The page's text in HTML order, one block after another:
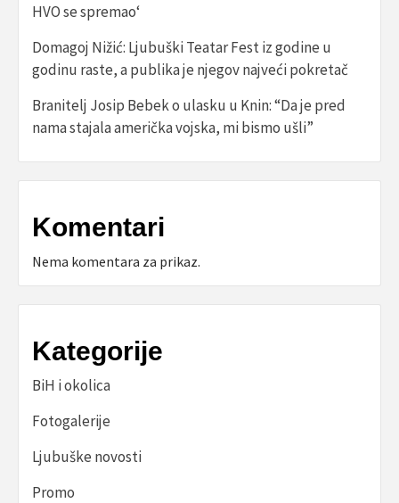
HVO se spremao‘
Domagoj Nižić: Ljubuški Teatar Fest iz godine u
godinu raste, a publika je njegov najveći pokretač
Branitelj Josip Bebek o ulasku u Knin: “Da je pred
nama stajala američka vojska, mi bismo ušli”
Komentari
Nema komentara za prikaz.
Kategorije
BiH i okolica
Fotogalerije
Ljubuške novosti
Promo